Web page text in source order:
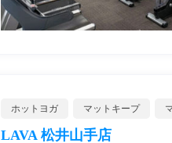
ホットヨガ マットキープ
LAVA 松井山手店